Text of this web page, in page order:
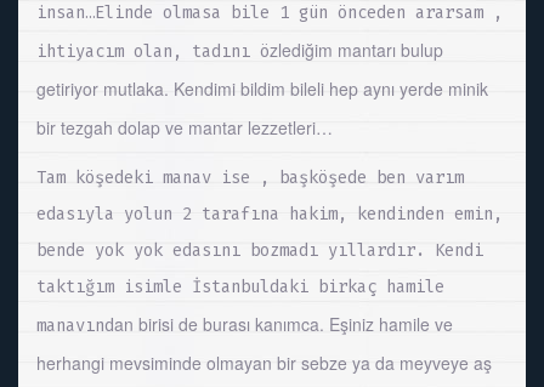
insan…Elinde olmasa bile 1 gün önceden ararsam ,
ihtiyacım olan, tadını özlediğim mantarı bulup
getiriyor mutlaka. Kendimi bildim bileli hep aynı yerde minik
bir tezgah dolap ve mantar lezzetleri…
Tam köşedeki manav ise , başköşede ben varım
edasıyla yolun 2 tarafına hakim, kendinden emin,
bende yok yok edasını bozmadı yıllardır. Kendi
taktığım isimle İstanbuldaki birkaç hamile
manavından birisi de burası kanımca. Eşiniz hamile ve
herhangi mevsiminde olmayan bir sebze ya da meyveye aş